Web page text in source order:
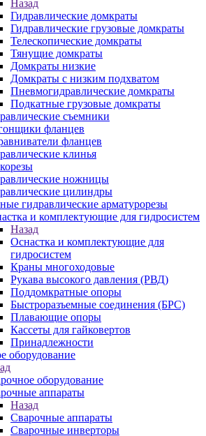
Назад
Гидравлические домкраты
Гидравлические грузовые домкраты
Телескопические домкраты
Тянущие домкраты
Домкраты низкие
Домкраты с низким подхватом
Пневмогидравлические домкраты
Подкатные грузовые домкраты
съемники
фланцев
фланцев
клинья
ножницы
цилиндры
гидравлические арматурорезы
и комплектующие для гидросистем
Назад
Оснастка и комплектующие для
гидросистем
Краны многоходовые
Рукава высокого давления (РВД)
Поддомкратные опоры
Быстроразъемные соединения (БРС)
Плавающие опоры
Кассеты для гайковертов
Принадлежности
оборудование
оборудование
аппараты
Назад
Сварочные аппараты
Сварочные инверторы